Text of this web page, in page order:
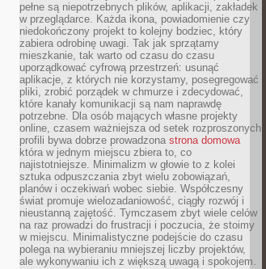
pełne są niepotrzebnych plików, aplikacji, zakładek
w przeglądarce. Każda ikona, powiadomienie czy
niedokończony projekt to kolejny bodziec, który
zabiera odrobinę uwagi. Tak jak sprzątamy
mieszkanie, tak warto od czasu do czasu
uporządkować cyfrową przestrzeń: usunąć
aplikacje, z których nie korzystamy, posegregować
pliki, zrobić porządek w chmurze i zdecydować,
które kanały komunikacji są nam naprawdę
potrzebne. Dla osób mających własne projekty
online, czasem ważniejsza od setek rozproszonych
profili bywa dobrze prowadzona strona domowa
która w jednym miejscu zbiera to, co
najistotniejsze. Minimalizm w głowie to z kolei
sztuka odpuszczania zbyt wielu zobowiązań,
planów i oczekiwań wobec siebie. Współczesny
świat promuje wielozadaniowość, ciągły rozwój i
nieustanną zajętość. Tymczasem zbyt wiele celów
na raz prowadzi do frustracji i poczucia, że stoimy
w miejscu. Minimalistyczne podejście do czasu
polega na wybieraniu mniejszej liczby projektów,
ale wykonywaniu ich z większą uwagą i spokojem.